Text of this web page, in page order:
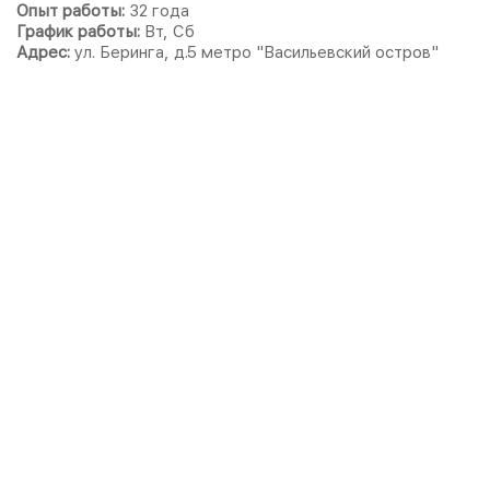
Опыт работы: 32 года
График работы: Вт, Сб
Адрес: ул. Беринга, д.5 метро "Васильевский остров"